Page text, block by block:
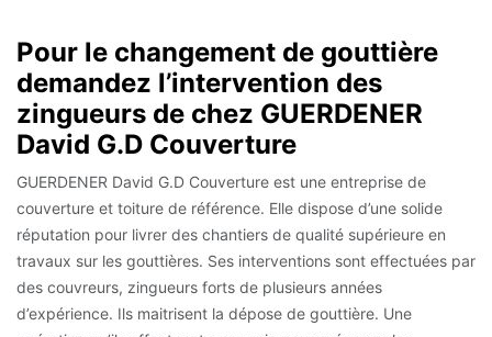
Pour le changement de gouttière
demandez l’intervention des
zingueurs de chez GUERDENER
David G.D Couverture
GUERDENER David G.D Couverture est une entreprise de
couverture et toiture de référence. Elle dispose d’une solide
réputation pour livrer des chantiers de qualité supérieure en
travaux sur les gouttières. Ses interventions sont effectuées par
des couvreurs, zingueurs forts de plusieurs années
d’expérience. Ils maitrisent la dépose de gouttière. Une